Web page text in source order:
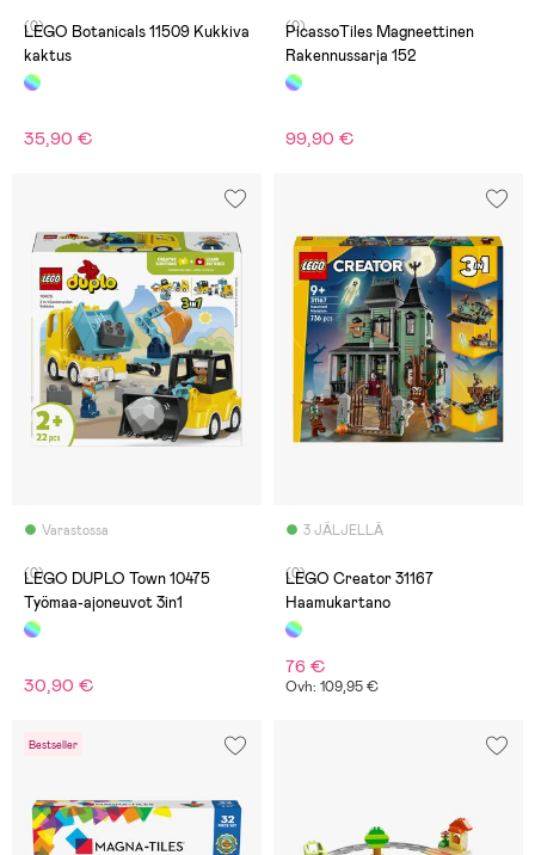
(0)
LEGO Botanicals 11509 Kukkiva
kaktus
35,90 €
(0)
PicassoTiles Magneettinen
Rakennussarja 152
99,90 €
Varastossa
(0)
LEGO DUPLO Town 10475
Työmaa-ajoneuvot 3in1
30,90 €
3 JÄLJELLÄ
(0)
LEGO Creator 31167
Haamukartano
76 €
Ovh: 109,95 €
Bestseller